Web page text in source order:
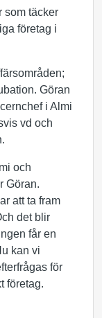
som täcker
företag i
Göran
i Almi
vd och
och
Göran.
att ta fram
det blir
får en
kan vi
för
företag.